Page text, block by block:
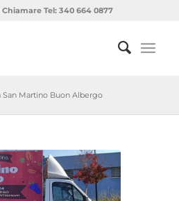
Tel: 340 664 0877
San Martino Buon Albergo